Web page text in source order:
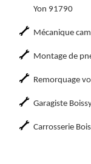
Yon 91790
Mécanique
Montage de
Remorquage
Garagiste
Carrosserie